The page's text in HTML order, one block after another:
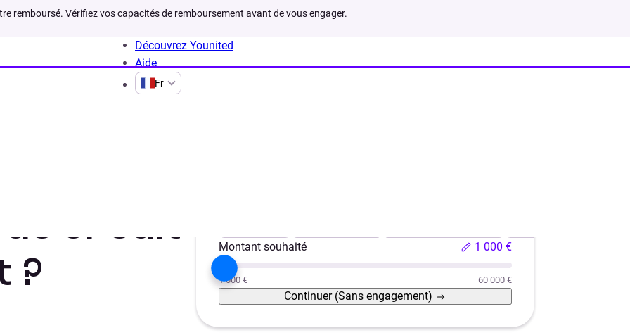
remboursé. Vérifiez vos capacités de remboursement avant de vous engager.
Découvrez Younited
Aide
Fr
crédit qui prête facilement
de crédit
?
Montant souhaité
1 000 €
1 000 € 60 000 €
Continuer (Sans engagement)